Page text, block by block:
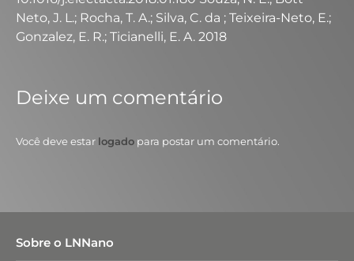
Neto, J. L.; Rocha, T. A.; Silva, C. da ; Teixeira-Neto, E.;
Gonzalez, E. R.; Ticianelli, E. A. 2018
Deixe um comentário
Você deve estar logado para postar um comentário.
Sobre o LNNano